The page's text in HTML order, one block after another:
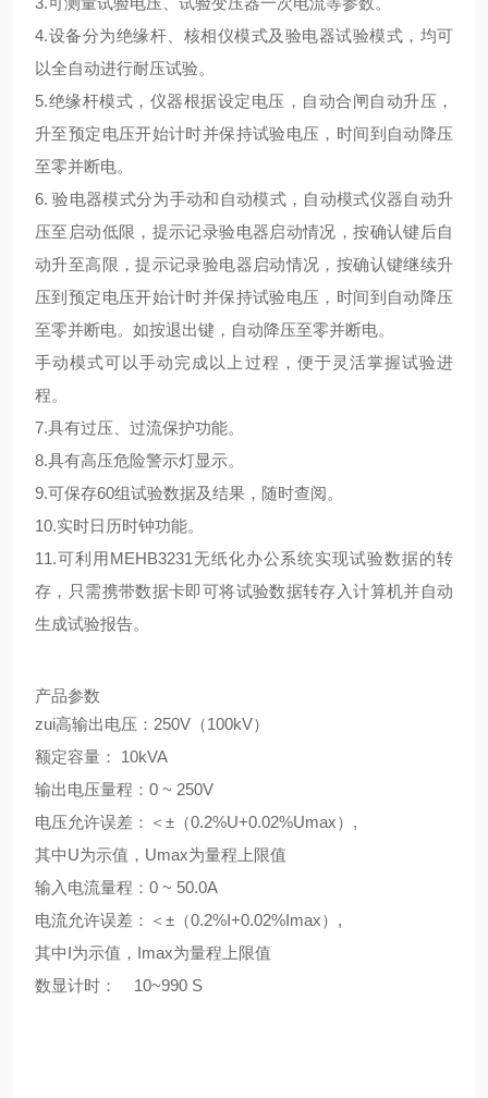
4.设备分为绝缘杆、核相仪模式及验电器试验模式，均可
以全自动进行耐压试验。
5.绝缘杆模式，仪器根据设定电压，自动合闸自动升压，
升至预定电压开始计时并保持试验电压，时间到自动降压
至零并断电。
6. 验电器模式分为手动和自动模式，自动模式仪器自动升
压至启动低限，提示记录验电器启动情况，按确认键后自
动升至高限，提示记录验电器启动情况，按确认键继续升
压到预定电压开始计时并保持试验电压，时间到自动降压
至零并断电。如按退出键，自动降压至零并断电。
手动模式可以手动完成以上过程，便于灵活掌握试验进
程。
7.具有过压、过流保护功能。
8.具有高压危险警示灯显示。
9.可保存60组试验数据及结果，随时查阅。
10.实时日历时钟功能。
11.可利用MEHB3231无纸化办公系统实现试验数据的转
存，只需携带数据卡即可将试验数据转存入计算机并自动
生成试验报告。
产品参数
zui高输出电压：250V（100kV）
额定容量： 10kVA
输出电压量程：0 ~ 250V
电压允许误差：＜±（0.2%U+0.02%Umax）,
其中U为示值，Umax为量程上限值
输入电流量程：0 ~ 50.0A
电流允许误差：＜±（0.2%I+0.02%Imax）,
其中I为示值，Imax为量程上限值
数显计时： 10~990 S